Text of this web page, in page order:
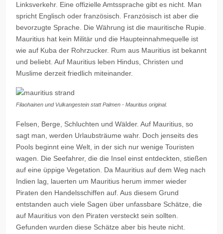
Linksverkehr. Eine offizielle Amtssprache gibt es nicht. Man
spricht Englisch oder französisch. Französisch ist aber die
bevorzugte Sprache. Die Währung ist die mauritische Rupie.
Mauritius hat kein Militär und die Haupteinnahmequelle ist
wie auf Kuba der Rohrzucker. Rum aus Mauritius ist bekannt
und beliebt. Auf Mauritius leben Hindus, Christen und
Muslime derzeit friedlich miteinander.
Filaohainen und Vulkangestein statt Palmen - Mauritius original.
Felsen, Berge, Schluchten und Wälder. Auf Mauritius, so
sagt man, werden Urlaubsträume wahr. Doch jenseits des
Pools beginnt eine Welt, in der sich nur wenige Touristen
wagen. Die Seefahrer, die die Insel einst entdeckten, stießen
auf eine üppige Vegetation. Da Mauritius auf dem Weg nach
Indien lag, lauerten um Mauritius herum immer wieder
Piraten den Handelsschiffen auf. Aus diesem Grund
entstanden auch viele Sagen über unfassbare Schätze, die
auf Mauritius von den Piraten versteckt sein sollten.
Gefunden wurden diese Schätze aber bis heute nicht.